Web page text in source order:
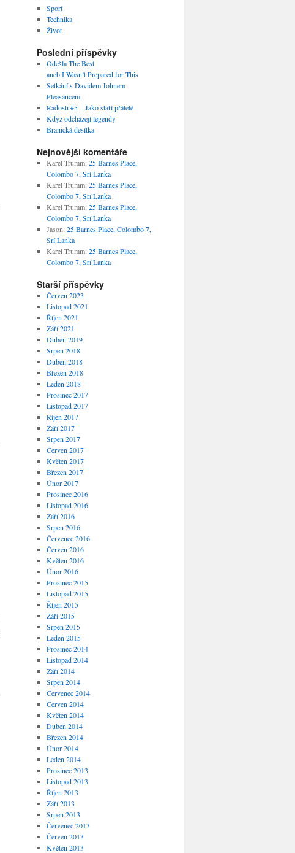
Sport
Technika
Život
Poslední příspěvky
Odešla The Best
aneb I Wasn’t Prepared for This
Setkání s Davidem Johnem
Pleasancem
Radosti #5 – Jako staří přátelé
Když odcházejí legendy
Branická desítka
Nejnovější komentáře
Karel Trumm:25 Barnes Place,
Colombo 7, Srí Lanka
Karel Trumm:25 Barnes Place,
Colombo 7, Srí Lanka
Karel Trumm:25 Barnes Place,
Colombo 7, Srí Lanka
Jason:25 Barnes Place, Colombo 7,
Srí Lanka
Karel Trumm:25 Barnes Place,
Colombo 7, Srí Lanka
Starší příspěvky
Červen 2023
Listopad 2021
Říjen 2021
Září 2021
Duben 2019
Srpen 2018
Duben 2018
Březen 2018
Leden 2018
Prosinec 2017
Listopad 2017
Říjen 2017
Září 2017
Srpen 2017
Červen 2017
Květen 2017
Březen 2017
Únor 2017
Prosinec 2016
Listopad 2016
Září 2016
Srpen 2016
Červenec 2016
Červen 2016
Květen 2016
Únor 2016
Prosinec 2015
Listopad 2015
Říjen 2015
Září 2015
Srpen 2015
Leden 2015
Prosinec 2014
Listopad 2014
Září 2014
Srpen 2014
Červenec 2014
Červen 2014
Květen 2014
Duben 2014
Březen 2014
Únor 2014
Leden 2014
Prosinec 2013
Listopad 2013
Říjen 2013
Září 2013
Srpen 2013
Červenec 2013
Červen 2013
Květen 2013